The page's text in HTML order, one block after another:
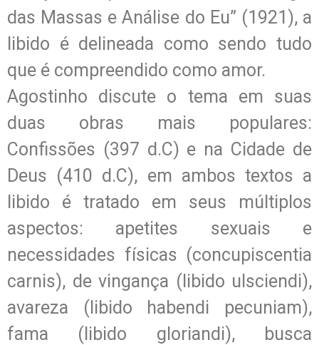
das Massas e Análise do Eu” (1921), a
libido é delineada como sendo tudo
que é compreendido como amor.
Agostinho discute o tema em suas
duas obras mais populares:
Confissões (397 d.C) e na Cidade de
Deus (410 d.C), em ambos textos a
libido é tratado em seus múltiplos
aspectos: apetites sexuais e
necessidades físicas (concupiscentia
carnis), de vingança (libido ulsciendi),
avareza (libido habendi pecuniam),
fama (libido gloriandi), busca